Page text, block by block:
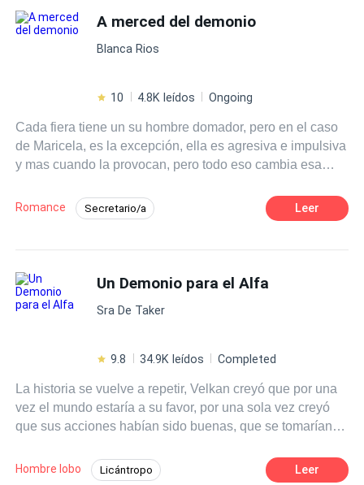
perdurando en el tiempo el efecto angustioso en los
moradores del pueblo y de cuanta gente se acerque al
lugar de los hechos muchos años después. Un final
leyendo las fantásticas historias salidas de la fértil
Leonel Sarpa nos adentra en las más oscuras facetas de
sus personajes, movidos por el odio, la venganza, los
celos y la locura.
A merced del demonio
Blanca Rios
10 4.8K leídos Ongoing
Cada fiera tiene un su hombre domador, pero en el caso
de Maricela, es la excepción, ella es agresiva e impulsiva
y mas cuando la provocan, pero todo eso cambia esa
jefe. Una mirada bastó para que se diera cuenta de lo
seductor y Excitante que es estar, A Merced del Demonio.
Romance Secretario/a
Traición Pasión Poder Femenino
Leer
Un Demonio para el Alfa
Sra De Taker
9.8 34.9K leídos Completed
La historia se vuelve a repetir, Velkan creyó que por una
vez el mundo estaría a su favor, por una sola vez creyó
que sus acciones habían sido buenas, que se tomarían
vivir con la mujer que más amó, pero la vida le volvió a
Hombre lobo Licántropo Leer